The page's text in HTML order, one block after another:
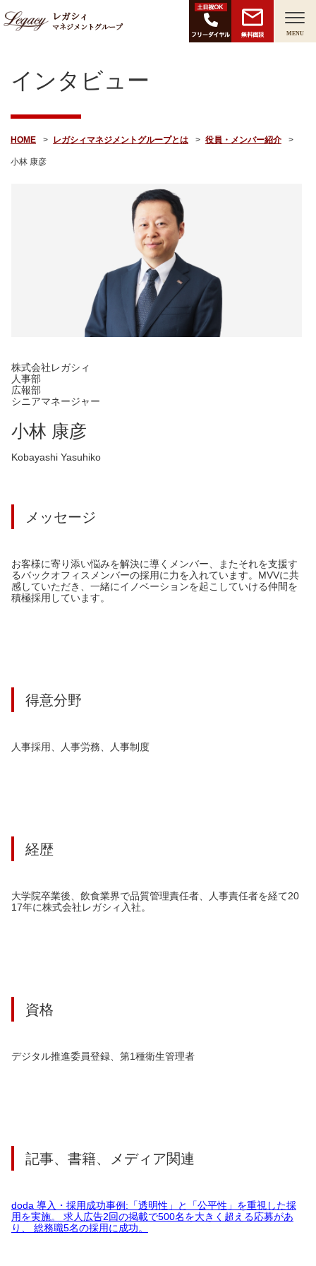
レガシィ
マネジメントグループ
無料面談 MENU
インタビュー
HOME レガシィマネジメントグループとは 役員・メンバー紹介
小林 康彦
株式会社レガシィ
人事部
広報部
シニアマネージャー
小林 康彦
Kobayashi Yasuhiko
メッセージ
お客様に寄り添い悩みを解決に導くメンバー、またそれを支援す
るバックオフィスメンバーの採用に力を入れています。MVVに共
感していただき、一緒にイノベーションを起こしていける仲間を
積極採用しています。
得意分野
人事採用、人事労務、人事制度
経歴
大学院卒業後、飲食業界で品質管理責任者、人事責任者を経て20
17年に株式会社レガシィ入社。
資格
デジタル推進委員登録、第1種衛生管理者
記事、書籍、メディア関連
doda 導入・採用成功事例:「透明性」と「公平性」を重視した採
用を実施。 求人広告2回の掲載で500名を大きく超える応募があ
り、 総務職5名の採用に成功。